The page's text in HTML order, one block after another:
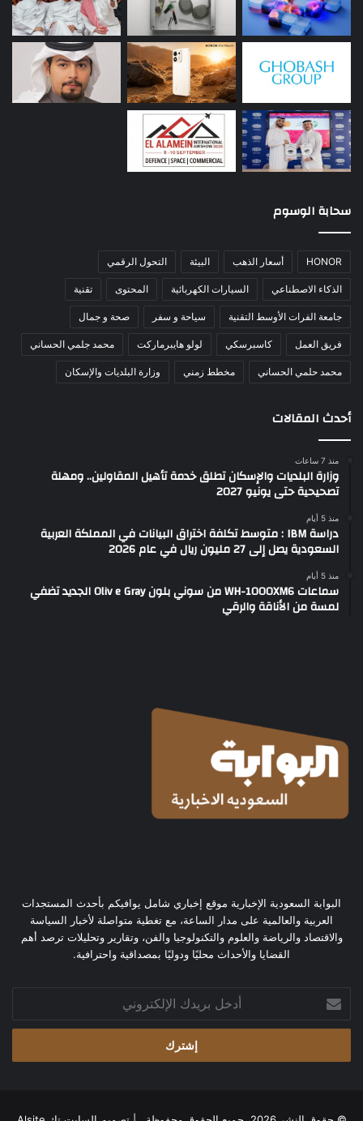
سحابة الوسوم
HONOR أسعار الذهب البيئة التحول الرقمي
الذكاء الاصطناعي السيارات الكهربائية المحتوى تقنية
جامعة الفرات الأوسط التقنية سياحة و سفر صحة و جمال
فريق العمل كاسبرسكي لولو هايبرماركت محمد جلمي الحساني
محمد حلمي الحساني مخطط زمني وزارة البلديات والإسكان
أحدث المقالات
منذ 7 ساعات
وزارة البلديات والإسكان تطلق خدمة تأهيل المقاولين.. ومهلة
تصحيحية حتى يونيو 2027
منذ 5 أيام
دراسة IBM : متوسط تكلفة اختراق البيانات في المملكة العربية
السعودية يصل إلى 27 مليون ريال في عام 2026
منذ 5 أيام
سماعات WH-1000XM6 من سوني بلون Oliv e Gray الجديد تضفي
لمسة من الأناقة والرقي
البوابة السعودية الإخبارية موقع إخباري شامل يوافيكم بأحدث المستجدات
العربية والعالمية على مدار الساعة، مع تغطية متواصلة لأخبار السياسة
والاقتصاد والرياضة والعلوم والتكنولوجيا والفن، وتقارير وتحليلات ترصد أهم
القضايا والأحداث محليًا ودوليًا بمصداقية واحترافية.
بريدك
الإلكتروني